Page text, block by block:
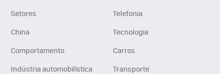
Setores
Telefonia
China
Tecnologia
Comportamento
Carros
Indústria automobilística
Transporte